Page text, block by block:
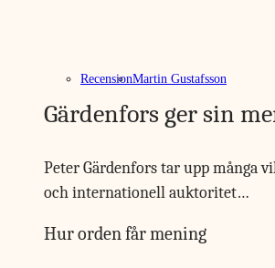
RecensionMartin Gustafsson
Gärdenfors ger sin
Peter Gärdenfors tar upp många
och internationell auktoritet…
Hur orden får mening